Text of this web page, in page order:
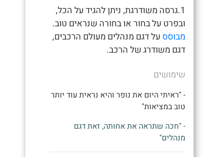
1.גרסה משודרגת, ניתן להגיד על הכל,
ובפרט על בחור או בחורה שנראים טוב.
מבוסס על דגם מנהלים מעולם הרכבים,
דגם משודרג של הרכב.
שימושים
- "ראיתי היום את נופר והיא נראית עוד יותר
טוב במציאות"
- "חכה שתראה את אחותה, זאת דגם
מנהלים"